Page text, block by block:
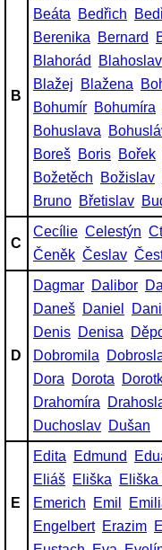
B
Beáta
Bedřich
Berenika
Bernard
Blahorád
Blahoslav
Blažej
Blažena
Bohumír Bohumíra
Bohuslava
Boreš Boris Bořek
Božetěch
Božislav
Bruno Břetislav
C
Cecílie Celestýn
Čeněk Česlav
D
Dagmar Dalibor
Daneš Daniel
Denis Denisa
Dobromila
Dora
Dorota
Drahomíra
Duchoslav Dušan
E
Edita Edmund
Eliáš Eliška Eliška
Emerich
Emil
Engelbert Erazim